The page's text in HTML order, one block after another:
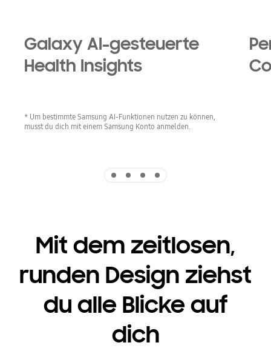
Galaxy AI-gesteuerte
Health Insights
* Um bestimmte Samsung AI-Funktionen nutzen zu können,
musst du dich mit einem Samsung Konto anmelden.
Mit dem zeitlosen,
runden Design ziehst
du alle Blicke auf
dich